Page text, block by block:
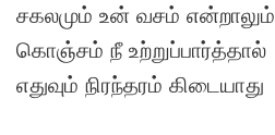
சகலமும் உன் வசம் என்றாலும்
கொஞ்சம் நீ உற்றுப்பார்த்தால்
எதுவும் நிரந்தரம் கிடையாது